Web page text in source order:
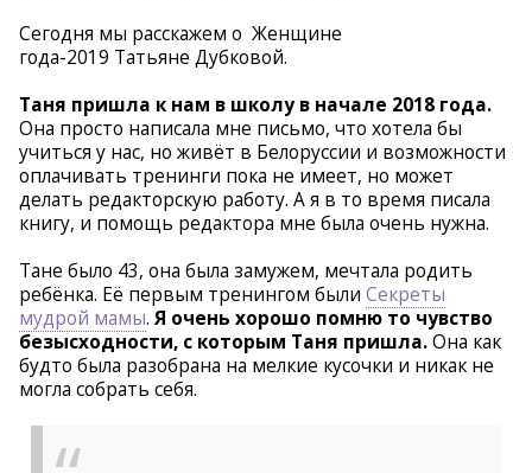
Сегодня мы расскажем о Женщине
года-2019 Татьяне Дубковой.
Таня пришла к нам в школу в начале 2018 года.
Она просто написала мне письмо, что хотела бы
учиться у нас, но живёт в Белоруссии и возможности
оплачивать тренинги пока не имеет, но может
делать редакторскую работу. А я в то время писала
книгу, и помощь редактора мне была очень нужна.
Тане было 43, она была замужем, мечтала родить
ребёнка. Её первым тренингом были Секреты
мудрой мамы. Я очень хорошо помню то чувство
безысходности, с которым Таня пришла.Она как
будто была разобрана на мелкие кусочки и никак не
могла собрать себя.